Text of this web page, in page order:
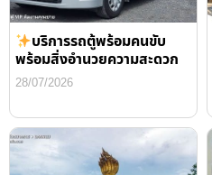
บริการรถตู้พร้อมคนขับ
พร้อมสิ่งอำนวยความสะดวก
28/07/2026